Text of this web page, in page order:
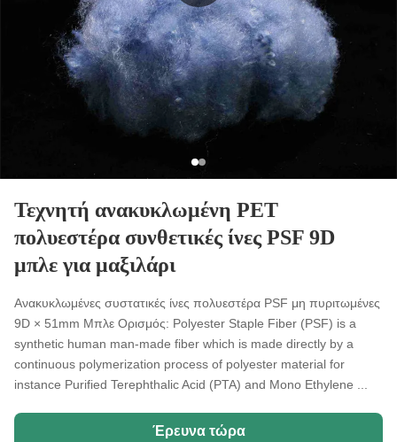
Τεχνητή ανακυκλωμένη PET
πολυεστέρα συνθετικές ίνες PSF 9D
μπλε για μαξιλάρι
Ανακυκλωμένες συστατικές ίνες πολυεστέρα PSF μη πυριτωμένες
9D × 51mm Μπλε Ορισμός: Polyester Staple Fiber (PSF) is a
synthetic human man-made fiber which is made directly by a
continuous polymerization process of polyester material for
instance Purified Terephthalic Acid (PTA) and Mono Ethylene ...
Έρευνα τώρα